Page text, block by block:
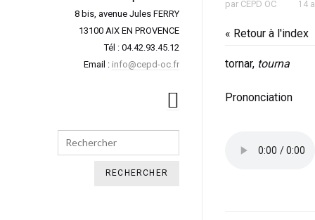
par CEPD OC 14
« Retour à l'index
tornar, tourna
Prononciation
8 bis, avenue Jules FERRY
13100 AIX EN PROVENCE
Tél : 04.42.93.45.12
Email : info@cepd-oc.fr
Search